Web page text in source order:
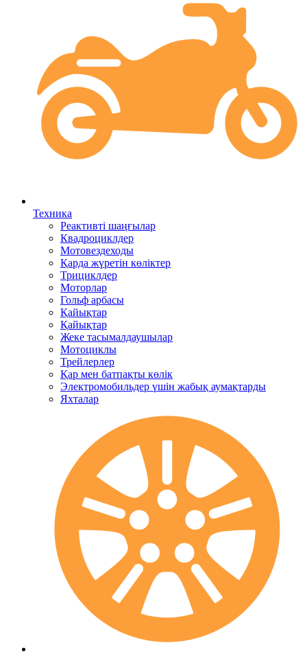
Техника
Реактивті шаңғылар
Квадроциклдер
Мотовездеходы
Қарда жүретін көліктер
Трициклдер
Моторлар
Гольф арбасы
Қайықтар
Қайықтар
Жеке тасымалдаушылар
Мотоциклы
Трейлерлер
Қар мен батпақты көлік
Электромобильдер үшін жабық аумақтарды
Яхталар